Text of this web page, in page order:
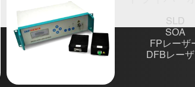
SLD
SOA
FPレーザ
DFBレー